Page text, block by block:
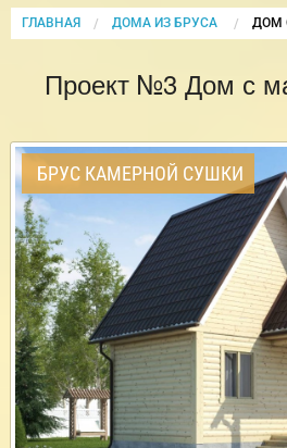
ГЛАВНАЯ ДОМА ИЗ БРУСА ДОМ
Проект №3 Дом с
БРУС КАМЕРНОЙ СУШКИ